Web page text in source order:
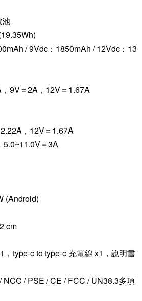
池
/ 9Vdc：1850mAh / 12Vdc：13
9V＝2A，12V＝1.67A
，12V＝1.67A
5.0~11.0V＝3A
(Android)
cm
，type-c to type-c 充電線 x1，說明書
NCC / PSE / CE / FCC / UN38.3多項